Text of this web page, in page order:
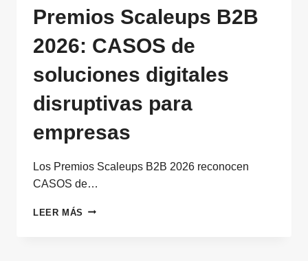
Premios Scaleups B2B
2026: CASOS de
soluciones digitales
disruptivas para
empresas
Los Premios Scaleups B2B 2026 reconocen
CASOS de…
LEER MÁS GANADORES